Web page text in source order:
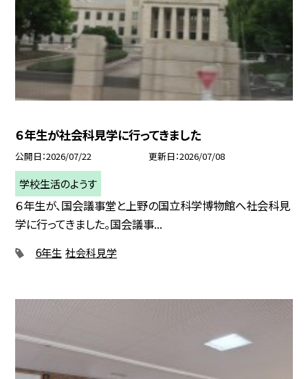
６年生が社会科見学に行ってきました
公開日 2026/07/22 更新日 2026/07/08
学校生活のようす
６年生が、国会議事堂と上野の国立科学博物館へ社会科見
学に行ってきました。国会議事...
6年生 社会科見学